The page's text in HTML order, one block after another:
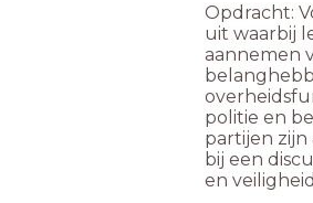
Opdracht:
uit waarbij
aannemen
politie en
partijen
bij een
en